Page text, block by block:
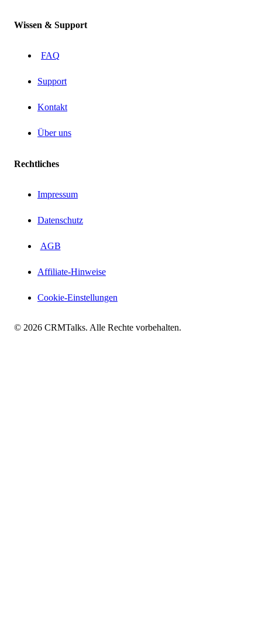
Wissen & Support
FAQ
Support
Kontakt
Über uns
Rechtliches
Impressum
Datenschutz
AGB
Affiliate-Hinweise
Cookie-Einstellungen
© 2026 CRMTalks. Alle Rechte vorbehalten.